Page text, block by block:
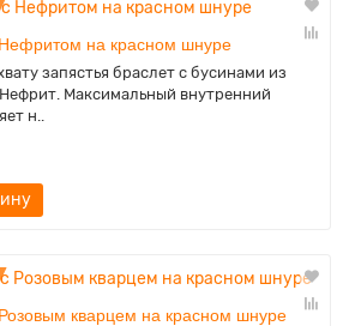
на красном шнуре
запястья браслет с бусинами из
Максимальный внутренний
н..
кварцем на красном шнуре